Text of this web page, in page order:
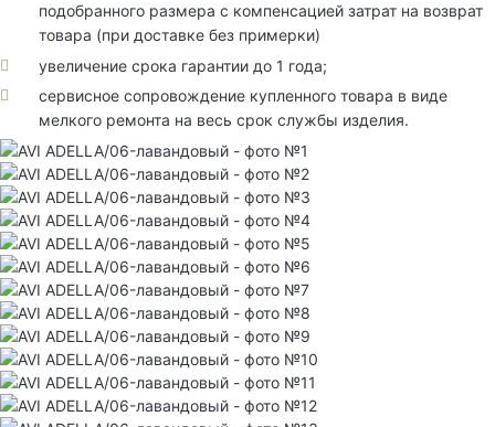
подобранного размера с компенсацией затрат на возврат
товара (при доставке без примерки)
увеличение срока гарантии до 1 года;
сервисное сопровождение купленного товара в виде
мелкого ремонта на весь срок службы изделия.